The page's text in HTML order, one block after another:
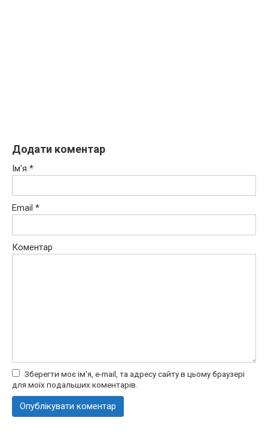
Додати коментар
Ім'я *
Email *
Коментар
Зберегти моє ім'я, e-mail, та адресу сайту в цьому браузері
для моїх подальших коментарів.